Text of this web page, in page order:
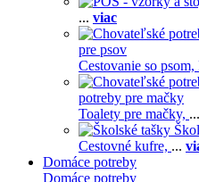
... viac
pre psov
Cestovanie so psom,
potreby pre mačky
Toalety pre mačky, ...
Cestovné kufre, ...
Domáce potreby
Domáce potreby